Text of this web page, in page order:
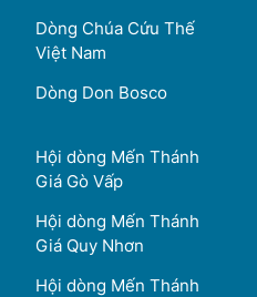
Dòng Chúa Cứu Thế
Việt Nam
Dòng Don Bosco
Hội dòng Mến Thánh
Giá Gò Vấp
Hội dòng Mến Thánh
Giá Quy Nhơn
Hội dòng Mến Thánh